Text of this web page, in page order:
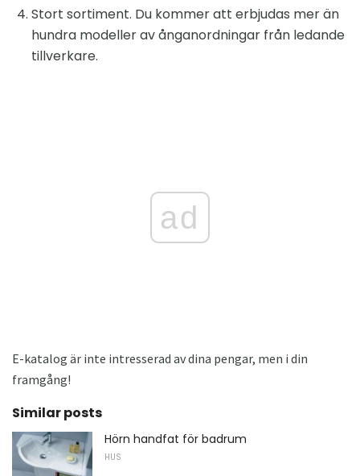
Stort sortiment. Du kommer att erbjudas mer än
hundra modeller av ånganordningar från ledande
tillverkare.
ad
E-katalog är inte intresserad av dina pengar, men i din
framgång!
Similar posts
Hörn handfat för badrum
HUS